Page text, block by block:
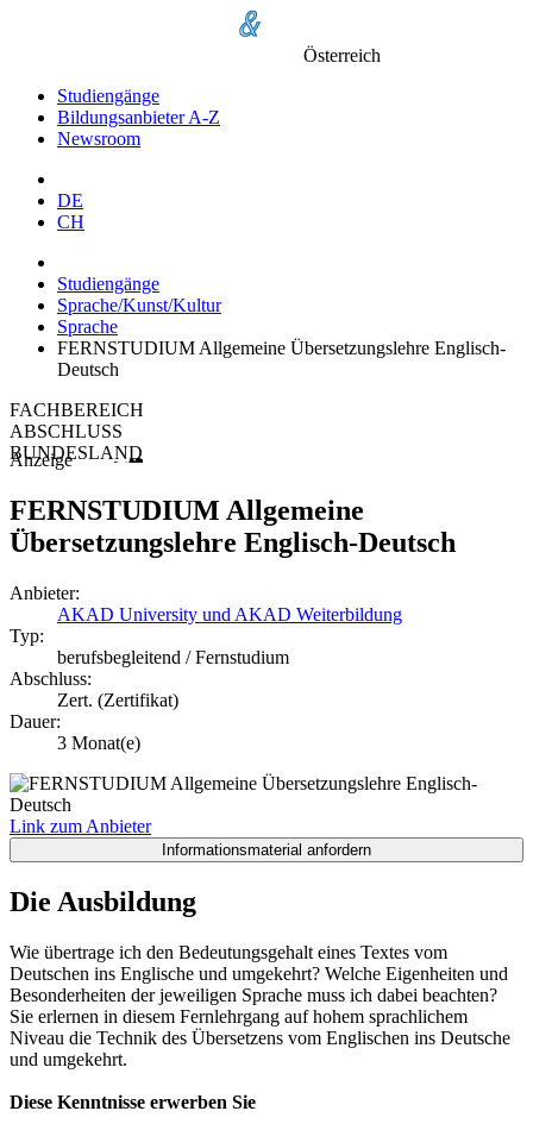
Österreich
Studiengänge
Bildungsanbieter A-Z
Newsroom
DE
CH
Studiengänge
Sprache/Kunst/Kultur
Sprache
FERNSTUDIUM Allgemeine Übersetzungslehre Englisch-
Deutsch
FACHBEREICH
ABSCHLUSS
BUNDESLAND
Anzeige
FERNSTUDIUM Allgemeine
Übersetzungslehre Englisch-Deutsch
Anbieter:
AKAD University und AKAD Weiterbildung
Typ:
berufsbegleitend / Fernstudium
Abschluss:
Zert. (Zertifikat)
Dauer:
3 Monat(e)
Link zum Anbieter
Die Ausbildung
Wie übertrage ich den Bedeutungsgehalt eines Textes vom
Deutschen ins Englische und umgekehrt? Welche Eigenheiten und
Besonderheiten der jeweiligen Sprache muss ich dabei beachten?
Sie erlernen in diesem Fernlehrgang auf hohem sprachlichem
Niveau die Technik des Übersetzens vom Englischen ins Deutsche
und umgekehrt.
Diese Kenntnisse erwerben Sie